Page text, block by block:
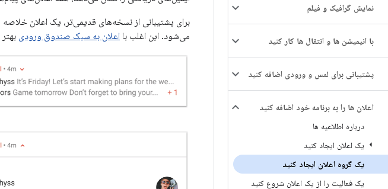
نمایش گرافیک و فیلم
با انیمیشن ها و انتقال ها کار کنید
پشتیبانی برای لمس و ورودی اضافه کنید
اعلان ها را به برنامه خود اضافه کنید
درباره اطلاعیه ها
یک اعلان ایجاد کنید
یک گروه اعلان ایجاد کنید
یک فعالیت را از یک اعلان شروع کنید
برای پشتیبانی از نسخه‌های قدیمی‌تر، یک اعلان
می‌شود. این اغلب با اعلان به سبک صندوق ورودی